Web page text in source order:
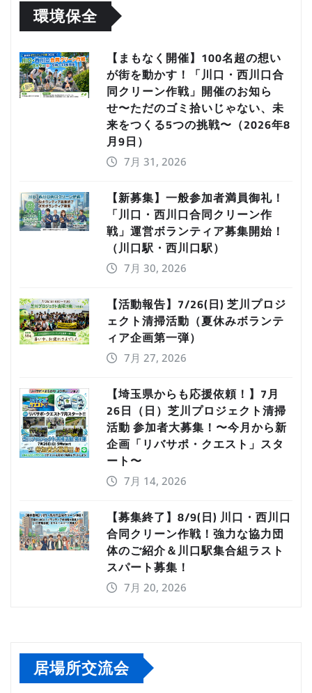
環境保全
【まもなく開催】100名超の想い
が街を動かす！「川口・西川口合
同クリーン作戦」開催のお知ら
せ〜ただのゴミ拾いじゃない、未
来をつくる5つの挑戦〜（2026年8
月9日）
7月 31, 2026
【新募集】一般参加者満員御礼！
「川口・西川口合同クリーン作
戦」運営ボランティア募集開始！
（川口駅・西川口駅）
7月 30, 2026
【活動報告】7/26(日) 芝川プロジ
ェクト清掃活動（夏休みボランテ
ィア企画第一弾）
7月 27, 2026
【埼玉県からも応援依頼！】7月
26日（日）芝川プロジェクト清掃
活動 参加者大募集！〜今月から新
企画「リバサポ・クエスト」スタ
ート〜
7月 14, 2026
【募集終了】8/9(日) 川口・西川口
合同クリーン作戦！強力な協力団
体のご紹介＆川口駅集合組ラスト
スパート募集！
7月 20, 2026
居場所交流会